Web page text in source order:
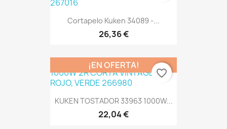
Cortapelo Kuken 34089 -...
26,36 €
KUKEN TOSTADOR 33963 1000W...
22,04 €
¡EN OFERTA!
favorite_border